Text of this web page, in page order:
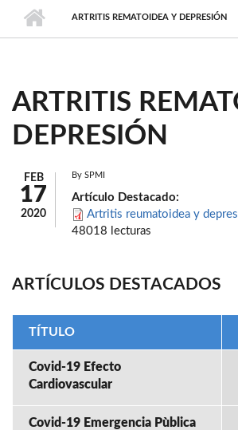
ARTRITIS REMATOIDEA Y DEPRESIÓN
ARTRITIS
DEPRESIÓN
FEB
17
2020
By SPMI
Artículo Destacado:
Artritis reumatoidea y
48018 lecturas
ARTÍCULOS DESTACADOS
TÍTULO
Covid-19 Efecto
Cardiovascular
Covid-19 Emergencia Pùblica